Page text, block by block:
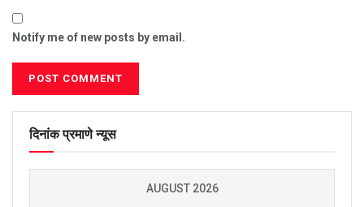
Notify me of new posts by email.
दिनांक प्रमाणे न्यूस
AUGUST 2026